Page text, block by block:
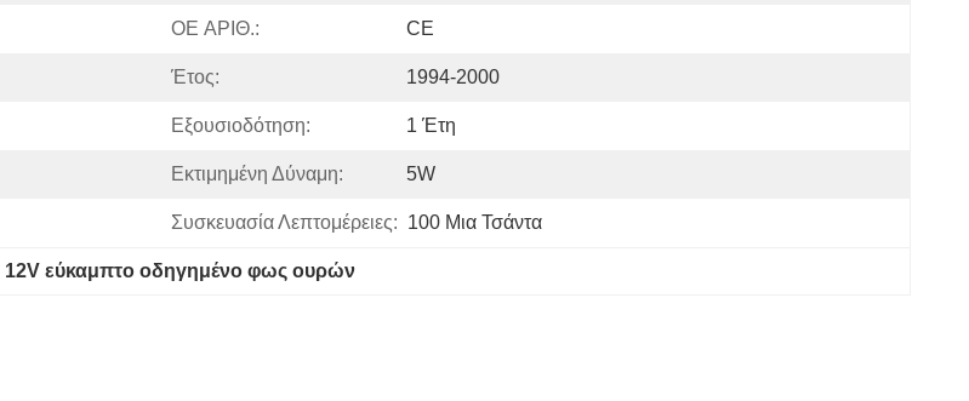
OE ΑΡΙΘ.: CE
Έτος: 1994-2000
Εξουσιοδότηση: 1 Έτη
Εκτιμημένη Δύναμη: 5W
Συσκευασία Λεπτομέρειες: 100 Μια Τσάντα
12V εύκαμπτο οδηγημένο φως ουρών